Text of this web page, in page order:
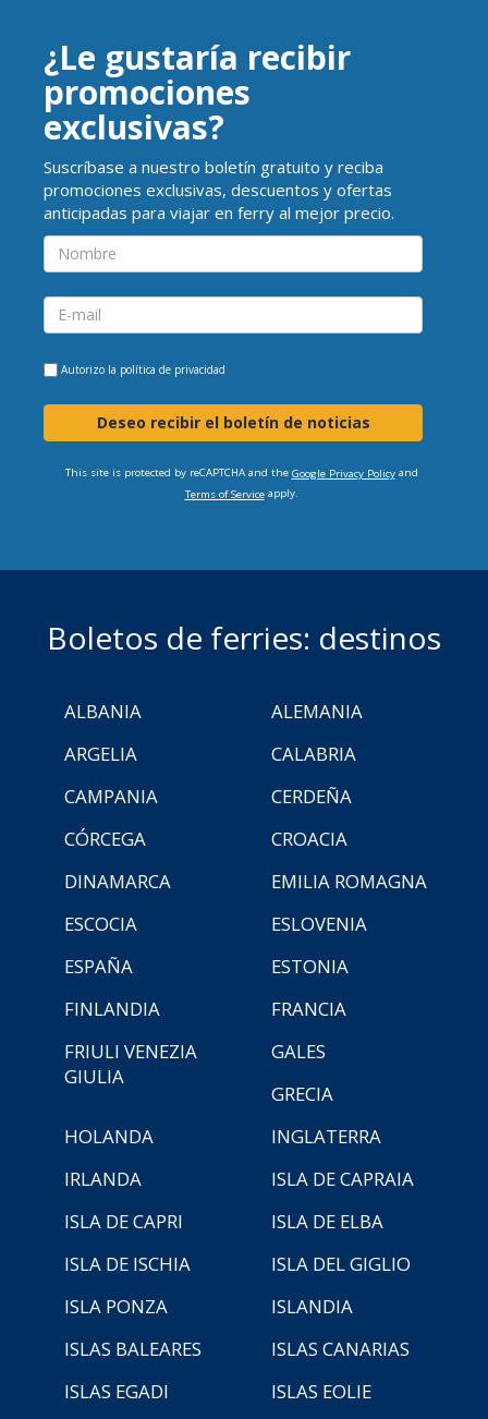
¿Le gustaría recibir
promociones
exclusivas?
Suscríbase a nuestro boletín gratuito y reciba
promociones exclusivas, descuentos y ofertas
anticipadas para viajar en ferry al mejor precio.
Autorizo la política de privacidad
Deseo recibir el boletín de noticias
This site is protected by reCAPTCHA and the Google Privacy Policyand
Terms of Serviceapply.
Boletos de ferries: destinos
ALBANIA
ALEMANIA
ARGELIA
CALABRIA
CAMPANIA
CERDEÑA
CÓRCEGA
CROACIA
DINAMARCA
EMILIA ROMAGNA
ESCOCIA
ESLOVENIA
ESPAÑA
ESTONIA
FINLANDIA
FRANCIA
FRIULI VENEZIA
GIULIA
GALES
GRECIA
HOLANDA
INGLATERRA
IRLANDA
ISLA DE CAPRAIA
ISLA DE CAPRI
ISLA DE ELBA
ISLA DE ISCHIA
ISLA DEL GIGLIO
ISLA PONZA
ISLANDIA
ISLAS BALEARES
ISLAS CANARIAS
ISLAS EGADI
ISLAS EOLIE